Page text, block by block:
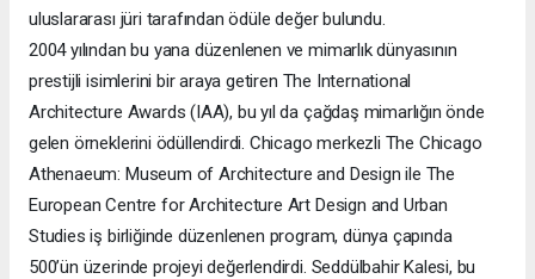
uluslararası jüri tarafından ödüle değer bulundu.
2004 yılından bu yana düzenlenen ve mimarlık dünyasının
prestijli isimlerini bir araya getiren The International
Architecture Awards (IAA), bu yıl da çağdaş mimarlığın önde
gelen örneklerini ödüllendirdi. Chicago merkezli The Chicago
Athenaeum: Museum of Architecture and Design ile The
European Centre for Architecture Art Design and Urban
Studies iş birliğinde düzenlenen program, dünya çapında
500’ün üzerinde projeyi değerlendirdi. Seddülbahir Kalesi, bu